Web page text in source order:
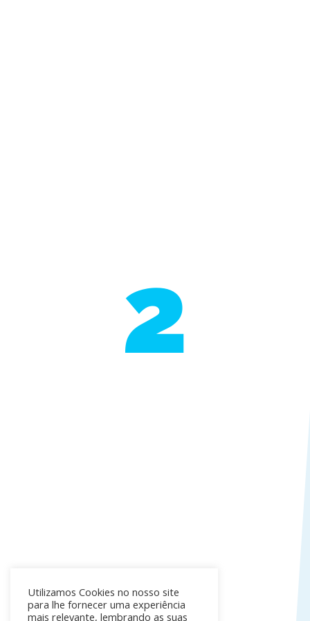
2
Utilizamos Cookies no nosso site
para lhe fornecer uma experiência
mais relevante, lembrando as suas